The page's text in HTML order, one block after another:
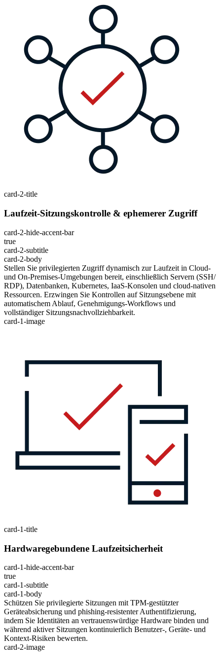
card-2-title
Laufzeit-Sitzungskontrolle & ephemerer Zugriff
card-2-hide-accent-bar
true
card-2-subtitle
card-2-body
Stellen Sie privilegierten Zugriff dynamisch zur Laufzeit in Cloud-
und On-Premises-Umgebungen bereit, einschließlich Servern (SSH/
RDP), Datenbanken, Kubernetes, IaaS-Konsolen und cloud-nativen
Ressourcen. Erzwingen Sie Kontrollen auf Sitzungsebene mit
automatischem Ablauf, Genehmigungs-Workflows und
vollständiger Sitzungsnachvollziehbarkeit.
card-1-image
card-1-title
Hardwaregebundene Laufzeitsicherheit
card-1-hide-accent-bar
true
card-1-subtitle
card-1-body
Schützen Sie privilegierte Sitzungen mit TPM-gestützter
Geräteabsicherung und phishing-resistenter Authentifizierung,
indem Sie Identitäten an vertrauenswürdige Hardware binden und
während aktiver Sitzungen kontinuierlich Benutzer-, Geräte- und
Kontext-Risiken bewerten.
card-2-image